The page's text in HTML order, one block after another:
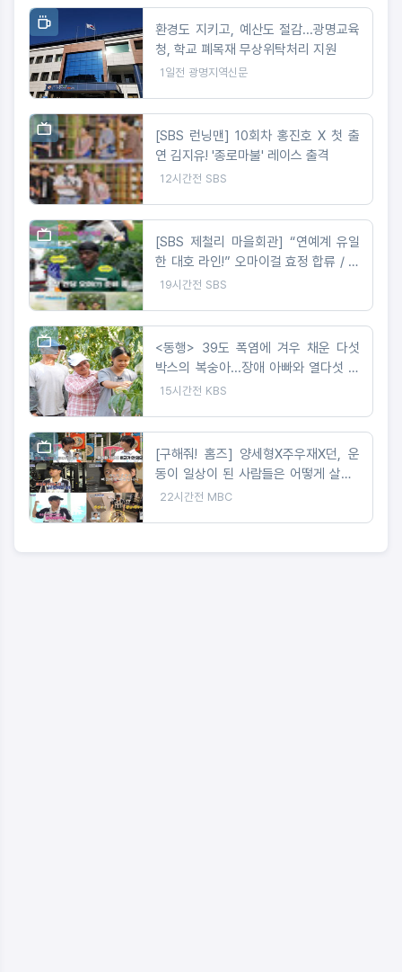
환경도 지키고, 예산도 절감...광명교육
청, 학교 폐목재 무상위탁처리 지원
1일전 광명지역신문
[SBS 런닝맨] 10회차 홍진호 X 첫 출
연 김지유! '종로마불' 레이스 출격
12시간전 SBS
[SBS 제철리 마을회관] “연예계 유일
한 대호 라인!” 오마이걸 효정 합류 / 송
가인의 짠내 나는 초등팬심 잡기 도전
19시간전 SBS
<동행> 39도 폭염에 겨우 채운 다섯
박스의 복숭아...장애 아빠와 열다섯 서
현이네
15시간전 KBS
[구해줘! 홈즈] 양세형X주우재X던, 운
동이 일상이 된 사람들은 어떻게 살까?
'운동세권' 임장 특집!
22시간전 MBC